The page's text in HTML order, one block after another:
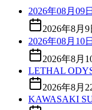
2026年08月09
2026年8月9
2026年08月10
2026年8月
LETHAL
2026年8月
KAWASAKI